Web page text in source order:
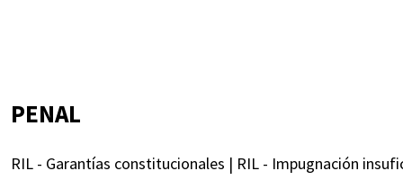
PENAL
RIL - Garantías constitucionales | RIL - Impugnación